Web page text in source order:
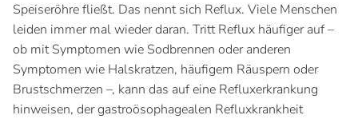
Speiseröhre fließt. Das nennt sich Reflux. Viele Menschen
leiden immer mal wieder daran. Tritt Reflux häufiger auf –
ob mit Symptomen wie Sodbrennen oder anderen
Symptomen wie Halskratzen, häufigem Räuspern oder
Brustschmerzen –, kann das auf eine Refluxerkrankung
hinweisen, der gastroösophagealen Refluxkrankheit